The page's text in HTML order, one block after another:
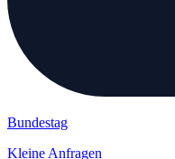
Bundestag
Kleine Anfragen